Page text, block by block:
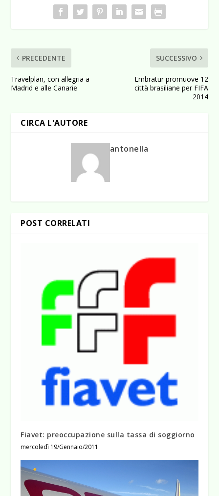
PRECEDENTE
Travelplan, con allegria a
Madrid e alle Canarie
SUCCESSIVO
Embratur promuove 12
città brasiliane per FIFA
2014
CIRCA L'AUTORE
antonella
POST CORRELATI
Fiavet: preoccupazione sulla tassa di soggiorno
mercoledì 19/Gennaio/2011